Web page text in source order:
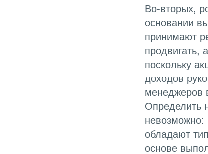
Во-вторых,
основании
принимают
продвигать,
поскольку
доходов
менеджеров
Определить
невозможно:
обладают
основе